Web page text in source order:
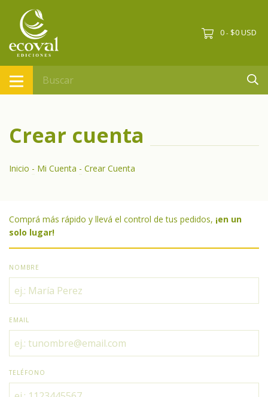
0 - $0 USD
Crear cuenta
Inicio - Mi Cuenta - Crear Cuenta
Comprá más rápido y llevá el control de tus pedidos, ¡en un
solo lugar!
NOMBRE
EMAIL
TELÉFONO